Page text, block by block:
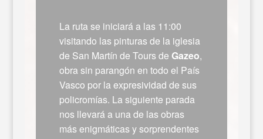
La ruta se iniciará a las 11:00
visitando las pinturas de la iglesia
de San Martín de Tours de Gazeo,
obra sin parangón en todo el País
Vasco por la expresividad de sus
policromías. La siguiente parada
nos llevará a una de las obras
más enigmáticas y sorprendentes